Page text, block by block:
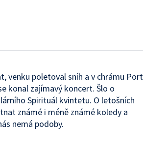
venku poletoval sníh a v chrámu
konal zajímavý koncert. Šlo o
Spirituál kvintetu. O letošních
známé i méně známé koledy a
nemá podoby.